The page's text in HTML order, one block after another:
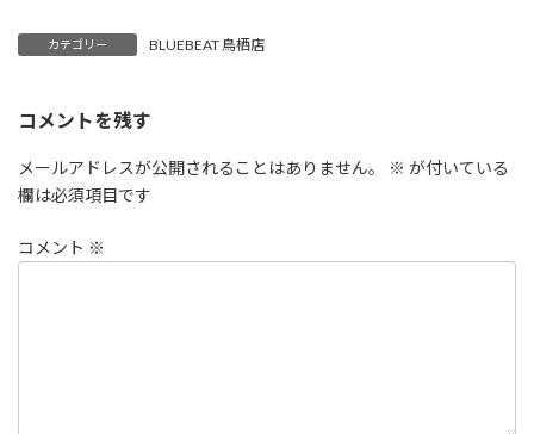
カテゴリー BLUEBEAT 鳥栖店
コメントを残す
メールアドレスが公開されることはありません。 ※ が付いている
欄は必須項目です
コメント ※